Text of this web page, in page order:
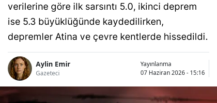
verilerine göre ilk sarsıntı 5.0, ikinci deprem
ise 5.3 büyüklüğünde kaydedilirken,
depremler Atina ve çevre kentlerde hissedildi.
Aylin Emir
Gazeteci
Yayınlanma
07 Haziran 2026 - 15:16